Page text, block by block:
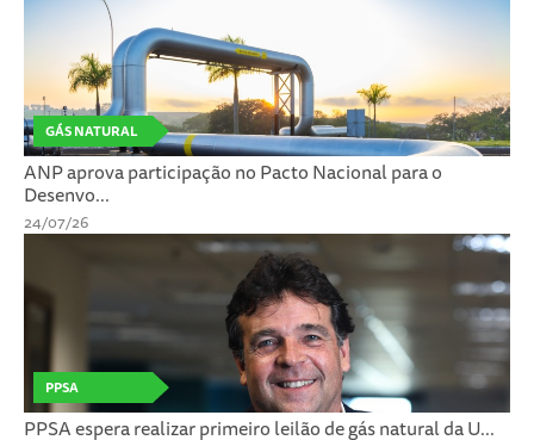
GÁS NATURAL
ANP aprova participação no Pacto Nacional para o
Desenvo...
24/07/26
PPSA
PPSA espera realizar primeiro leilão de gás natural da U...